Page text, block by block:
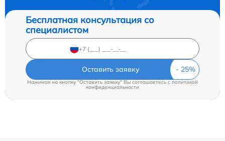
Бесплатная консультация со
специалистом
Оставить заявку
Нажимая на кнопку "Оставить заявку" Вы соглашаетесь c политикой
конфиденциальности